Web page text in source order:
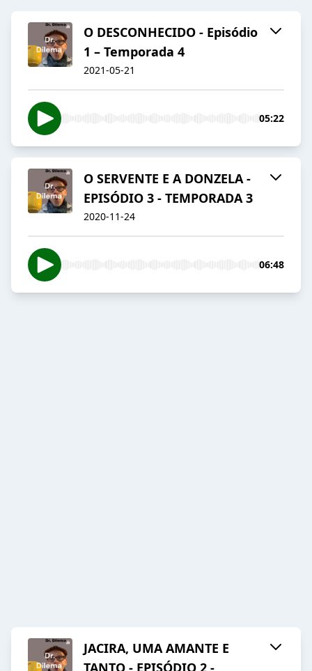
O DESCONHECIDO - Episódio
1 – Temporada 4
2021-05-21
05:22
O SERVENTE E A DONZELA -
EPISÓDIO 3 - TEMPORADA 3
2020-11-24
06:48
JACIRA, UMA AMANTE E
TANTO - EPISÓDIO 2 -